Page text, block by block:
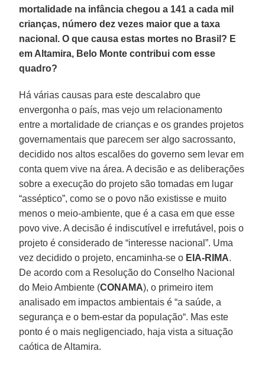
mortalidade na infância chegou a 141 a cada mil
crianças, número dez vezes maior que a taxa
nacional. O que causa estas mortes no Brasil? E
em Altamira, Belo Monte contribui com esse
quadro?
Há várias causas para este descalabro que
envergonha o país, mas vejo um relacionamento
entre a mortalidade de crianças e os grandes projetos
governamentais que parecem ser algo sacrossanto,
decidido nos altos escalões do governo sem levar em
conta quem vive na área. A decisão e as deliberações
sobre a execução do projeto são tomadas em lugar
“asséptico”, como se o povo não existisse e muito
menos o meio-ambiente, que é a casa em que esse
povo vive. A decisão é indiscutível e irrefutável, pois o
projeto é considerado de “interesse nacional”. Uma
vez decidido o projeto, encaminha-se o EIA-RIMA.
De acordo com a Resolução do Conselho Nacional
do Meio Ambiente (CONAMA), o primeiro item
analisado em impactos ambientais é “a saúde, a
segurança e o bem-estar da população“. Mas este
ponto é o mais negligenciado, haja vista a situação
caótica de Altamira.